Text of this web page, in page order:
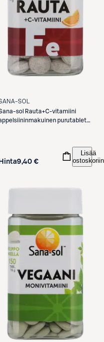
SOL
sol Rauta+C-vitamiini
purutabletti
Hinta9,40 €
Lisää
ostoskoriin